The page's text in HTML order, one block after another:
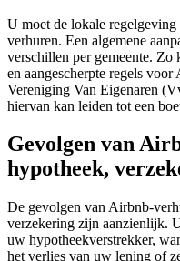
U moet de lokale
verhuren. Een algemene
verschillen per gemeente.
en aangescherpte regels
Vereniging Van Eigenaren
hiervan kan leiden tot een
Gevolgen van
hypotheek,
De gevolgen van Airbnb-
verzekering zijn aanzienlijk.
uw hypotheekverstrekker,
het verlies van uw lening of